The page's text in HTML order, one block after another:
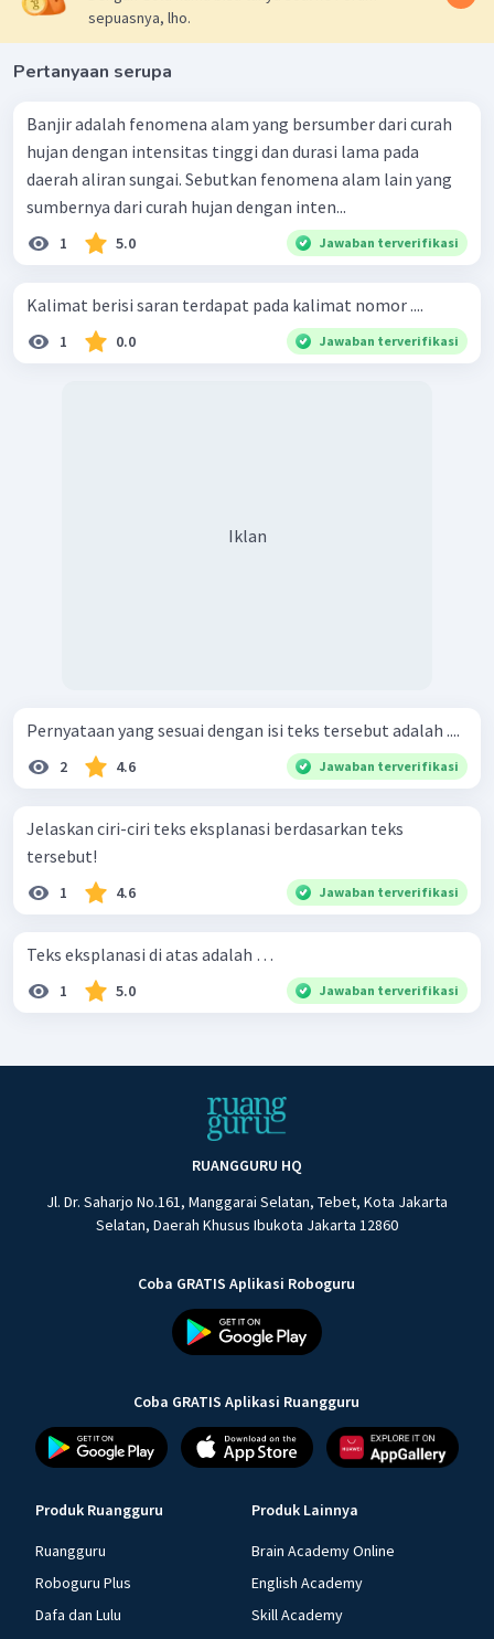
sepuasnya, lho.
Pertanyaan serupa
Banjir adalah fenomena alam yang bersumber dari curah
hujan dengan intensitas tinggi dan durasi lama pada
daerah aliran sungai. Sebutkan fenomena alam lain yang
sumbernya dari curah hujan dengan inten...
1 5.0 Jawaban terverifikasi
Kalimat berisi saran terdapat pada kalimat nomor ....
1 0.0 Jawaban terverifikasi
Iklan
Pernyataan yang sesuai dengan isi teks tersebut adalah ....
2 4.6 Jawaban terverifikasi
Jelaskan ciri-ciri teks eksplanasi berdasarkan teks
tersebut!
1 4.6 Jawaban terverifikasi
Teks eksplanasi di atas adalah …
1 5.0 Jawaban terverifikasi
RUANGGURU HQ
Jl. Dr. Saharjo No.161, Manggarai Selatan, Tebet, Kota Jakarta
Selatan, Daerah Khusus Ibukota Jakarta 12860
Coba GRATIS Aplikasi Roboguru
Coba GRATIS Aplikasi Ruangguru
Produk Ruangguru
Ruangguru
Roboguru Plus
Dafa dan Lulu
Produk Lainnya
Brain Academy Online
English Academy
Skill Academy